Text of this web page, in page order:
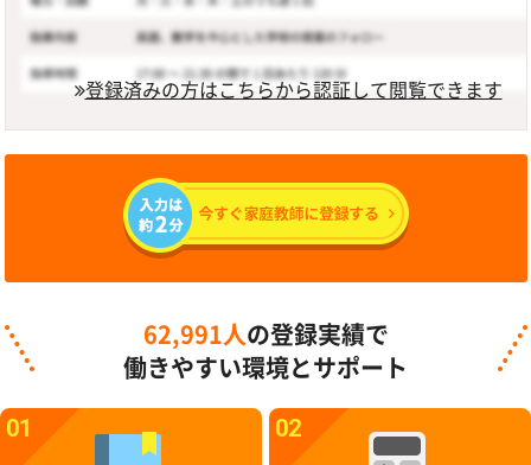
登録済みの方はこちらから認証して閲覧できます
62,991人 の登録実績で
働きやすい環境とサポート
01 02